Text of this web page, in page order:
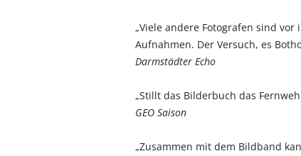
„Viele andere Fotografen sind
Aufnahmen. Der Versuch, es
Darmstädter Echo
„Stillt das Bilderbuch das
GEO Saison
„Zusammen mit dem Bildband